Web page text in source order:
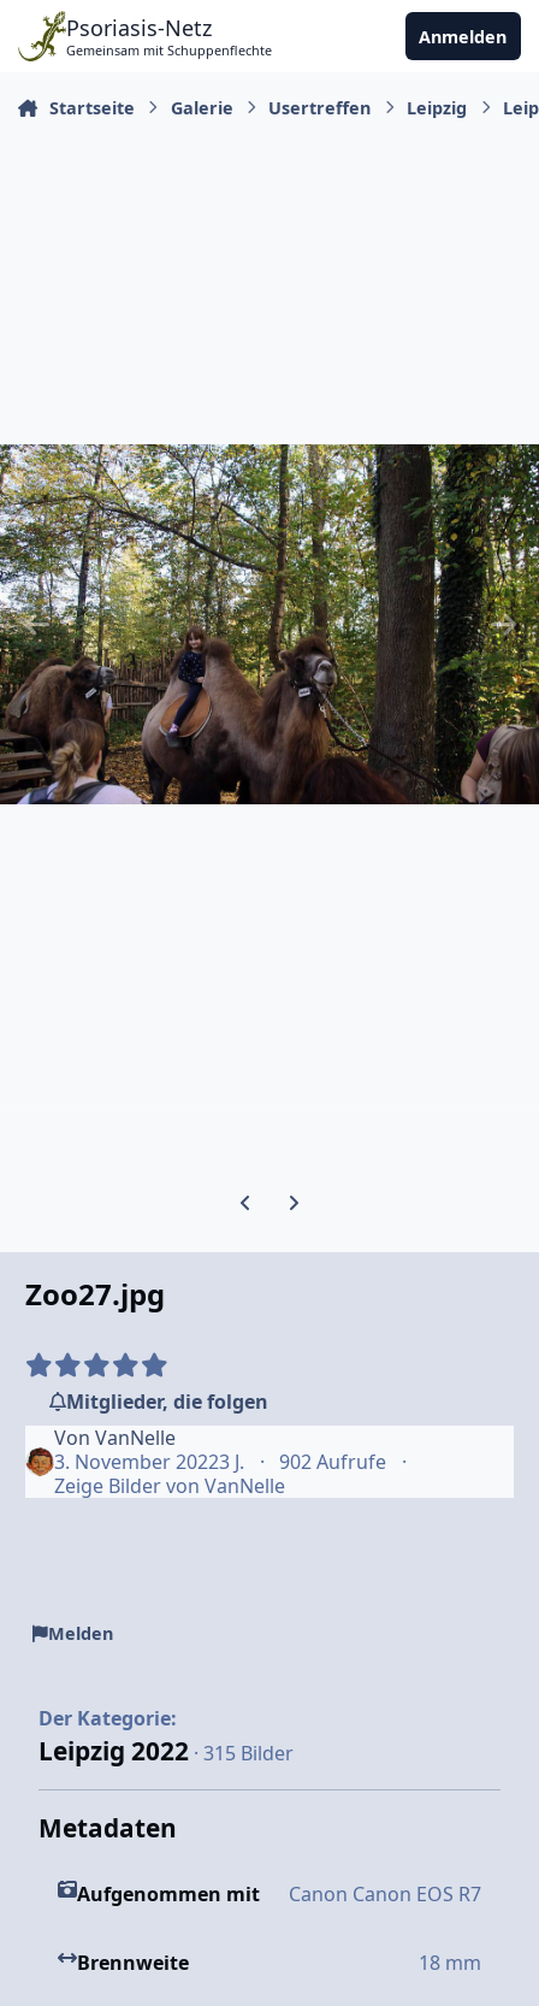
Zu Inhalt springen
Psoriasis-Netz
Gemeinsam mit Schuppenflechte
Anmelden
Startseite Galerie Usertreffen Leipzig
Vorherige Karussell-Folie
Nächste Karussell-Folie
Zoo27.jpg
Mitglieder, die folgen
Von VanNelle
3. November 20223 J.
902 Aufrufe
Zeige Bilder von VanNelle
Melden
Der Kategorie:
Leipzig 2022 · 315 Bilder
Metadaten
Aufgenommen mit Canon Canon EOS R7
Brennweite 18 mm